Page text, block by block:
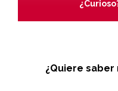
¿Quiere